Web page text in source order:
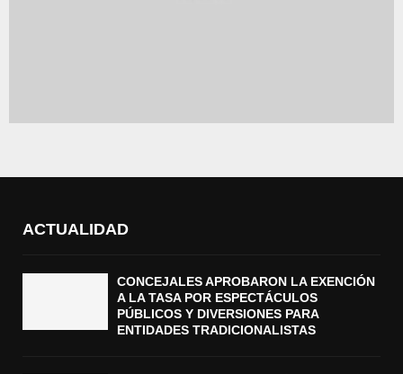
ACTUALIDAD
CONCEJALES APROBARON LA EXENCIÓN
A LA TASA POR ESPECTÁCULOS
PÚBLICOS Y DIVERSIONES PARA
ENTIDADES TRADICIONALISTAS